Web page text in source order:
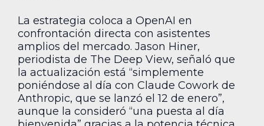
La estrategia coloca a OpenAI en
confrontación directa con asistentes
amplios del mercado. Jason Hiner,
periodista de The Deep View, señaló que
la actualización está “simplemente
poniéndose al día con Claude Cowork de
Anthropic, que se lanzó el 12 de enero”,
aunque la consideró “una puesta al día